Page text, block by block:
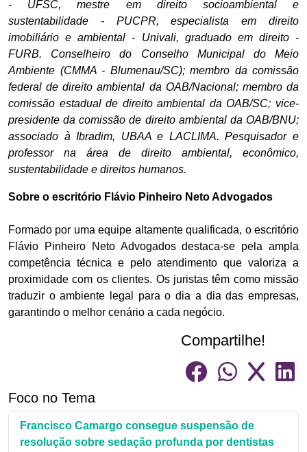
- UFSC, mestre em direito socioambiental e
sustentabilidade - PUCPR, especialista em direito
imobiliário e ambiental - Univali, graduado em direito -
FURB. Conselheiro do Conselho Municipal do Meio
Ambiente (CMMA - Blumenau/SC); membro da comissão
federal de direito ambiental da OAB/Nacional; membro da
comissão estadual de direito ambiental da OAB/SC; vice-
presidente da comissão de direito ambiental da OAB/BNU;
associado à Ibradim, UBAA e LACLIMA. Pesquisador e
professor na área de direito ambiental, econômico,
sustentabilidade e direitos humanos.
Sobre o escritório Flávio Pinheiro Neto Advogados
Formado por uma equipe altamente qualificada, o escritório
Flávio Pinheiro Neto Advogados destaca-se pela ampla
competência técnica e pelo atendimento que valoriza a
proximidade com os clientes. Os juristas têm como missão
traduzir o ambiente legal para o dia a dia das empresas,
garantindo o melhor cenário a cada negócio.
Compartilhe!
Foco no Tema
Francisco Camargo consegue suspensão de
resolução sobre sedação profunda por dentistas